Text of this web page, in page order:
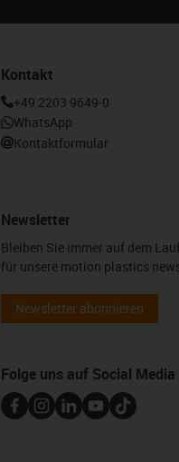
Kontakt
+49 2203 9649-0
WhatsApp
Kontaktformular
Newsletter
Bleiben Sie immer auf dem
für unsere motion plastics
Newsletter abonnieren
Folge uns auf Social Media